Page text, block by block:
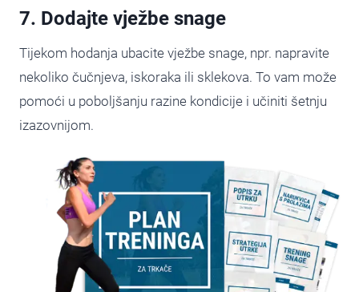
7. Dodajte vježbe snage
Tijekom hodanja ubacite vježbe snage, npr. napravite
nekoliko čučnjeva, iskoraka ili sklekova. To vam može
pomoći u poboljšanju razine kondicije i učiniti šetnju
izazovnijom.